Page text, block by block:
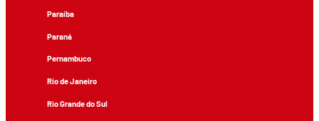
Paraíba
Paraná
Pernambuco
Rio de Janeiro
Rio Grande do Sul